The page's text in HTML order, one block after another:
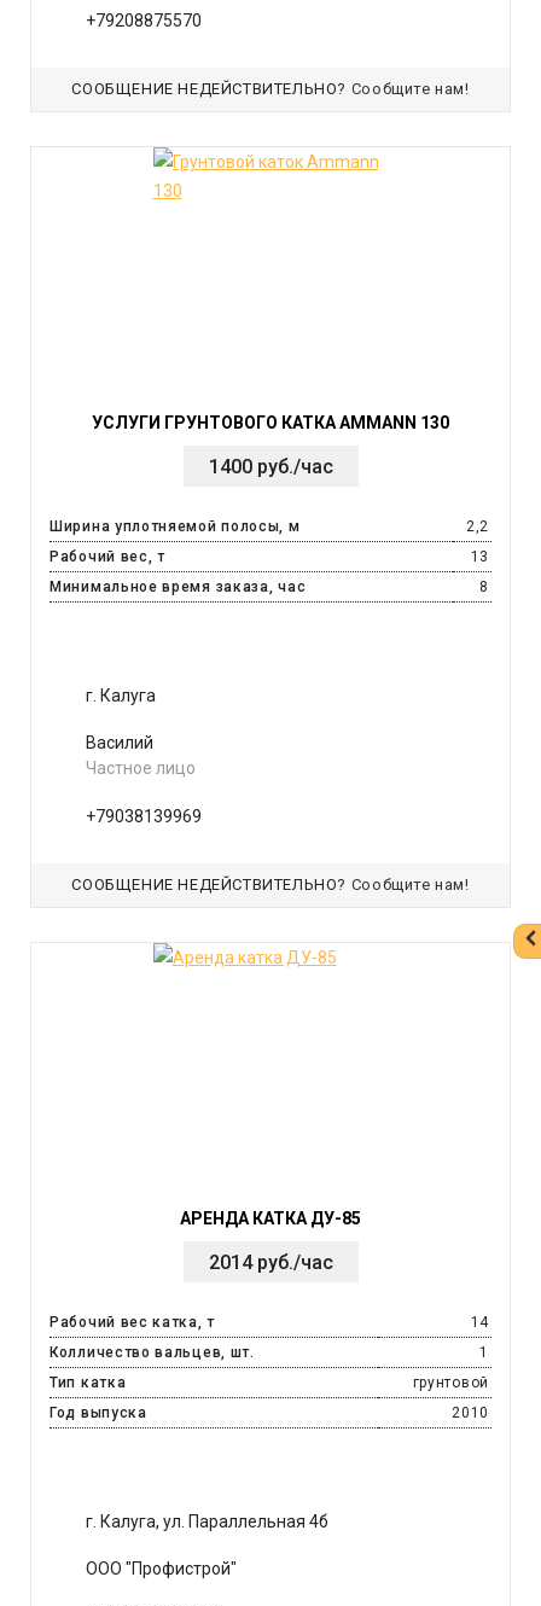
+79208875570
СООБЩЕНИЕ НЕДЕЙСТВИТЕЛЬНО? Сообщите нам!
УСЛУГИ ГРУНТОВОГО КАТКА AMMANN 130
1400 руб./час
Ширина уплотняемой полосы, м
2,2
Рабочий вес, т
13
Минимальное время заказа, час
8
г. Калуга
Василий
Частное лицо
+79038139969
СООБЩЕНИЕ НЕДЕЙСТВИТЕЛЬНО? Сообщите нам!
АРЕНДА КАТКА ДУ-85
2014 руб./час
Рабочий вес катка, т
14
Колличество вальцев, шт.
1
Тип катка
грунтовой
Год выпуска
2010
г. Калуга, ул. Параллельная 4б
ООО "Профистрой"